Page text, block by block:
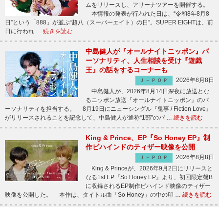
ムをリリースし、アリーナツアーを開催する。
本情報の発表が行われた日は、“令和8年8月8
日”という「888」が並ぶ“超八（スーパーエイト）の日”。SUPER EIGHTは、前
日に行われ … 続きを読む
中島健人が『オールナイトニッポン』パ
ーソナリティ、人生相談を受け『遊戯
王』の話をするコーナーも
Ｊ－ＰＯＰ
2026年8月8日
中島健人が、2026年8月14日深夜に放送とな
るニッポン放送『オールナイトニッポン』のパ
ーソナリティを担当する。 8月19日にニューシングル『鬼事 / Fiction Love』
がリリースされることを記念して、中島健人が通称“1部”のパ … 続きを読む
King & Prince、EP『So Honey EP』制
作ビハインドのティザー映像を公開
Ｊ－ＰＯＰ
2026年8月8日
King & Princeが、2026年9月2日にリリースと
なる1st EP『So Honey EP』より、初回限定盤B
に収録されるEP制作ビハインド映像のティザー
映像を公開した。 本作は、タイトル曲「So Honey」の中の印 … 続きを読む